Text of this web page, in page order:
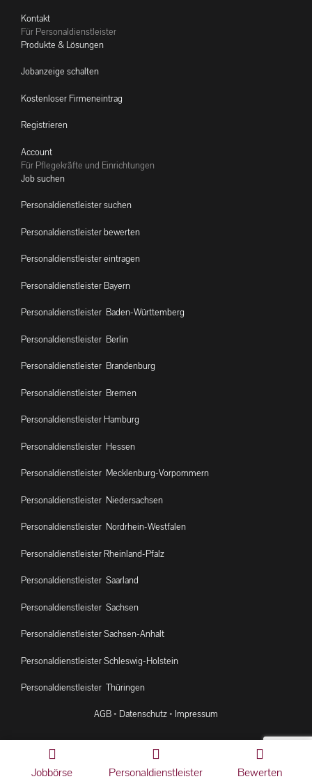
Kontakt
Für Personaldienstleister
Produkte & Lösungen
Jobanzeige schalten
Kostenloser Firmeneintrag
Registrieren
Account
Für Pflegekräfte und Einrichtungen
Job suchen
Personaldienstleister suchen
Personaldienstleister bewerten
Personaldienstleister eintragen
Personaldienstleister Bayern
Personaldienstleister Baden-Württemberg
Personaldienstleister Berlin
Personaldienstleister Brandenburg
Personaldienstleister Bremen
Personaldienstleister Hamburg
Personaldienstleister Hessen
Personaldienstleister Mecklenburg-Vorpommern
Personaldienstleister Niedersachsen
Personaldienstleister Nordrhein-Westfalen
Personaldienstleister Rheinland-Pfalz
Personaldienstleister Saarland
Personaldienstleister Sachsen
Personaldienstleister Sachsen-Anhalt
Personaldienstleister Schleswig-Holstein
Personaldienstleister Thüringen
AGB• Datenschutz• Impressum
© 2026 provenservice
Jobbörse Personaldienstleister Bewerten